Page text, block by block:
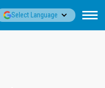
Select Language▼